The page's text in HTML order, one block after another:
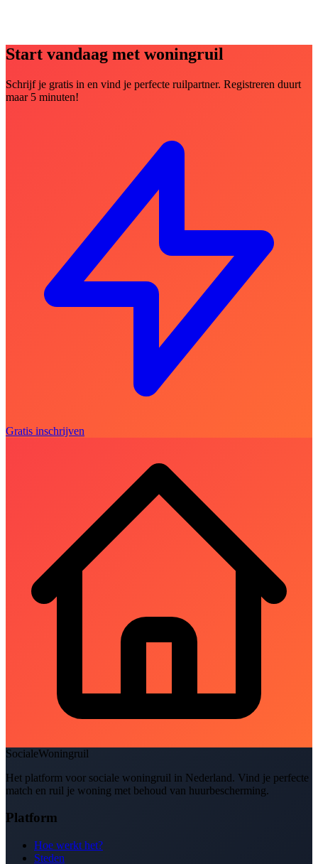
Start vandaag met woningruil
Schrijf je gratis in en vind je perfecte ruilpartner. Registreren duurt
maar 5 minuten!
Gratis inschrijven
SocialeWoningruil
Het platform voor sociale woningruil in Nederland. Vind je perfecte
match en ruil je woning met behoud van huurbescherming.
Platform
Hoe werkt het?
Steden